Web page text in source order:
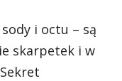
i octu – są
skarpetek i w